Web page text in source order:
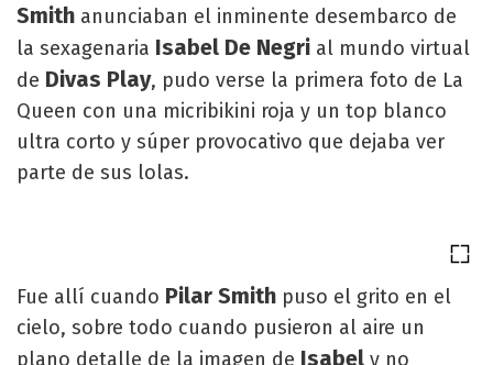
Smith anunciaban el inminente desembarco de
la sexagenaria Isabel De Negri al mundo virtual
de Divas Play, pudo verse la primera foto de La
Queen con una micribikini roja y un top blanco
ultra corto y súper provocativo que dejaba ver
parte de sus lolas.
Fue allí cuando Pilar Smith puso el grito en el
cielo, sobre todo cuando pusieron al aire un
plano detalle de la imagen de Isabel y no